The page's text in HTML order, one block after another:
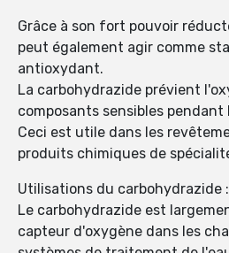
Grâce à son fort pouvoir
peut également agir comme
antioxydant.
La carbohydrazide prévient
composants sensibles pendant
Ceci est utile dans les
produits chimiques de
Utilisations du carbohydrazide :
Le carbohydrazide est
capteur d'oxygène dans les